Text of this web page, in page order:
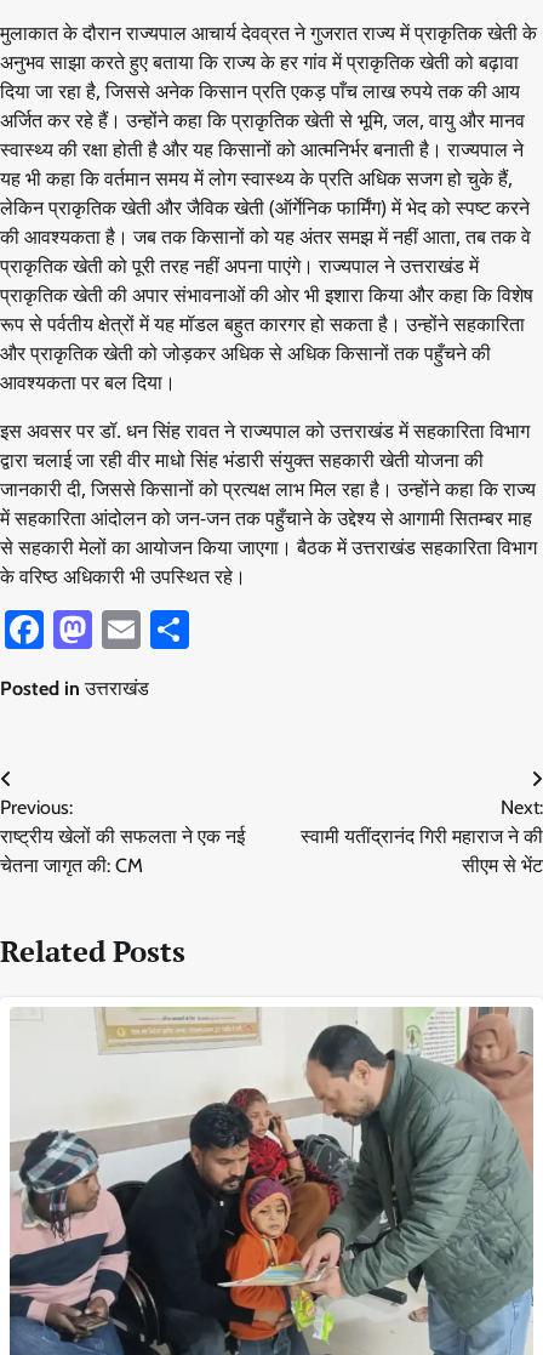
मुलाकात के दौरान राज्यपाल आचार्य देवव्रत ने गुजरात राज्य में प्राकृतिक खेती के
अनुभव साझा करते हुए बताया कि राज्य के हर गांव में प्राकृतिक खेती को बढ़ावा
दिया जा रहा है, जिससे अनेक किसान प्रति एकड़ पाँच लाख रुपये तक की आय
अर्जित कर रहे हैं। उन्होंने कहा कि प्राकृतिक खेती से भूमि, जल, वायु और मानव
स्वास्थ्य की रक्षा होती है और यह किसानों को आत्मनिर्भर बनाती है। राज्यपाल ने
यह भी कहा कि वर्तमान समय में लोग स्वास्थ्य के प्रति अधिक सजग हो चुके हैं,
लेकिन प्राकृतिक खेती और जैविक खेती (ऑर्गेनिक फार्मिंग) में भेद को स्पष्ट करने
की आवश्यकता है। जब तक किसानों को यह अंतर समझ में नहीं आता, तब तक वे
प्राकृतिक खेती को पूरी तरह नहीं अपना पाएंगे। राज्यपाल ने उत्तराखंड में
प्राकृतिक खेती की अपार संभावनाओं की ओर भी इशारा किया और कहा कि विशेष
रूप से पर्वतीय क्षेत्रों में यह मॉडल बहुत कारगर हो सकता है। उन्होंने सहकारिता
और प्राकृतिक खेती को जोड़कर अधिक से अधिक किसानों तक पहुँचने की
आवश्यकता पर बल दिया।
इस अवसर पर डॉ. धन सिंह रावत ने राज्यपाल को उत्तराखंड में सहकारिता विभाग
द्वारा चलाई जा रही वीर माधो सिंह भंडारी संयुक्त सहकारी खेती योजना की
जानकारी दी, जिससे किसानों को प्रत्यक्ष लाभ मिल रहा है। उन्होंने कहा कि राज्य
में सहकारिता आंदोलन को जन-जन तक पहुँचाने के उद्देश्य से आगामी सितम्बर माह
से सहकारी मेलों का आयोजन किया जाएगा। बैठक में उत्तराखंड सहकारिता विभाग
के वरिष्ठ अधिकारी भी उपस्थित रहे।
Facebook
Mastodon
Email
Posted inउत्तराखंड
Post
navigation
Previous:
राष्ट्रीय खेलों की सफलता ने एक नई
चेतना जागृत की: CM
Next:
स्वामी यतींद्रानंद गिरी महाराज ने की
सीएम से भेंट
Related Posts